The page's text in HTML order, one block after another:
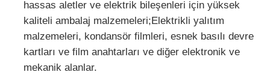
hassas aletler ve elektrik bileşenleri için yüksek
kaliteli ambalaj malzemeleri;Elektrikli yalıtım
malzemeleri, kondansör filmleri, esnek basılı devre
kartları ve film anahtarları ve diğer elektronik ve
mekanik alanlar.